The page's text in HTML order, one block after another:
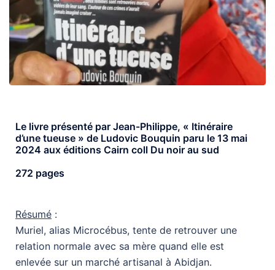
Le livre présenté par Jean-Philippe, « Itinéraire
d’une tueuse » de Ludovic Bouquin paru le 13 mai
2024 aux éditions Cairn coll Du noir au sud
272 pages
Résumé :
Muriel, alias Microcébus, tente de retrouver une
relation normale avec sa mère quand elle est
enlevée sur un marché artisanal à Abidjan.